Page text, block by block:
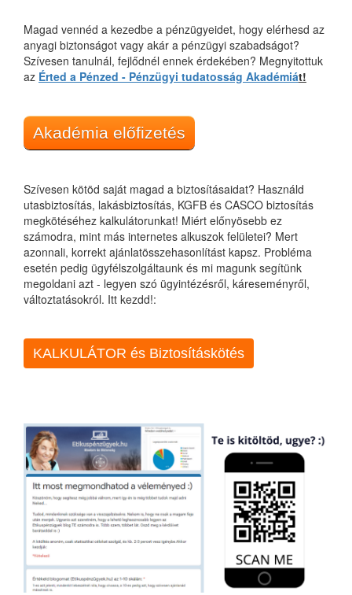
Magad vennéd a kezedbe a pénzügyeidet, hogy elérhesd az
anyagi biztonságot vagy akár a pénzügyi szabadságot?
Szívesen tanulnál, fejlődnél ennek érdekében? Megnyitottuk
az Érted a Pénzed - Pénzügyi tudatosság Akadémiát!
Akadémia előfizetés
Szívesen kötöd saját magad a biztosításaidat? Használd
utasbiztosítás, lakásbiztosítás, KGFB és CASCO biztosítás
megkötéséhez kalkulátorunkat! Miért előnyösebb ez
számodra, mint más internetes alkuszok felületei? Mert
azonnali, korrekt ajánlatösszehasonlítást kapsz. Probléma
esetén pedig ügyfélszolgáltaunk és mi magunk segítünk
megoldani azt - legyen szó ügyintézésről, káreseményről,
változtatásokról. Itt kezdd!:
KALKULÁTOR és Biztosításkötés